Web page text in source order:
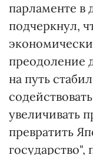
парламенте
подчеркнул,
преодоление
на путь
увеличивать
превратить